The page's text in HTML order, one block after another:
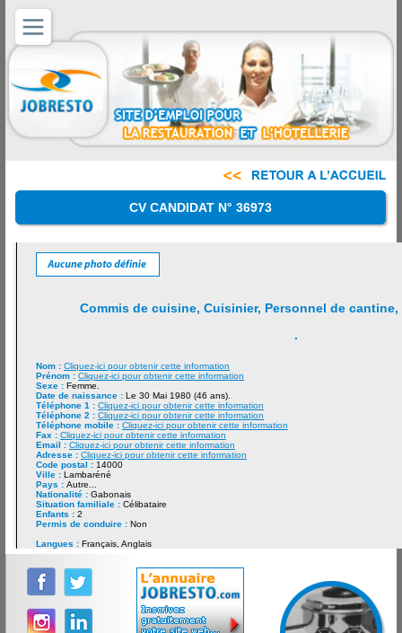
CV CANDIDAT N° 36973
Commis de cuisine, Cuisinier, Personnel de cantine,
.
Nom : Cliquez-ici pour obtenir cette information
Prénom : Cliquez-ici pour obtenir cette information
Sexe : Femme.
Date de naissance : Le 30 Mai 1980 (46 ans).
Téléphone 1 : Cliquez-ici pour obtenir cette information
Téléphone 2 : Cliquez-ici pour obtenir cette information
Téléphone mobile : Cliquez-ici pour obtenir cette information
Fax : Cliquez-ici pour obtenir cette information
Email : Cliquez-ici pour obtenir cette information
Adresse : Cliquez-ici pour obtenir cette information
Code postal : 14000
Ville : Lambaréné
Pays : Autre...
Nationalité : Gabonais
Situation familiale : Célibataire
Enfants : 2
Permis de conduire : Non
Langues : Français, Anglais